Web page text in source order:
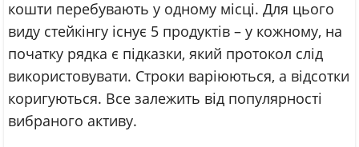
кошти перебувають у одному місці. Для цього
виду стейкінгу існує 5 продуктів – у кожному, на
початку рядка є підказки, який протокол слід
використовувати. Строки варіюються, а відсотки
коригуються. Все залежить від популярності
вибраного активу.